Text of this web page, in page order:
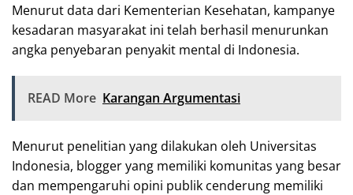
Menurut data dari Kementerian Kesehatan, kampanye
kesadaran masyarakat ini telah berhasil menurunkan
angka penyebaran penyakit mental di Indonesia.
READ More Karangan Argumentasi
Menurut penelitian yang dilakukan oleh Universitas
Indonesia, blogger yang memiliki komunitas yang besar
dan mempengaruhi opini publik cenderung memiliki